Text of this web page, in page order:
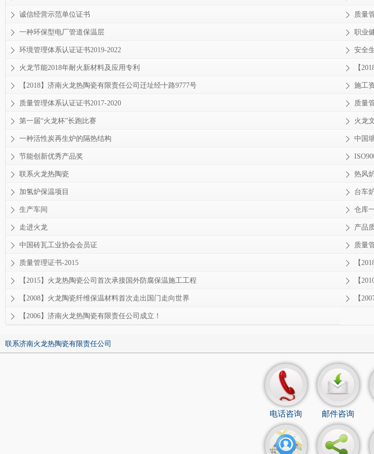
诚信经营示范单位证书 质量
一种环保型电厂管道保温层 职业
环境管理体系认证证书2019-2022 安全
火龙节能2018年耐火新材料及应用专利 【
【2018】济南火龙热陶瓷有限责任公司迁址经十路9777号 施工
质量管理体系认证证书2017-2020 质量
第一届“火龙杯”长跑比赛 火龙
一种活性炭再生炉的隔热结构 中国
节能创新优秀产品奖
联系火龙热陶瓷 热风
加氢炉保温项目 台车
生产车间 仓库
走进火龙 产品
中国砖瓦工业协会会员证 质量
质量管理证书-2015 【
【2015】火龙热陶瓷公司首次承接国外防腐保温施工工程 【
【2008】火龙陶瓷纤维保温材料首次走出国门走向世界 【
【2006】济南火龙热陶瓷有限责任公司成立！
联系济南火龙热陶瓷有限责任公司
电话咨询 邮件咨询